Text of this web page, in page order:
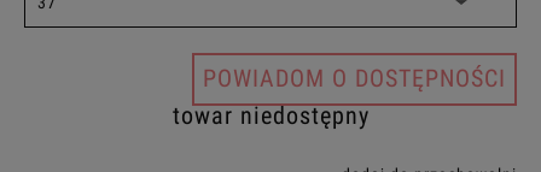
POWIADOM O DOSTĘPNOŚCI
towar niedostępny